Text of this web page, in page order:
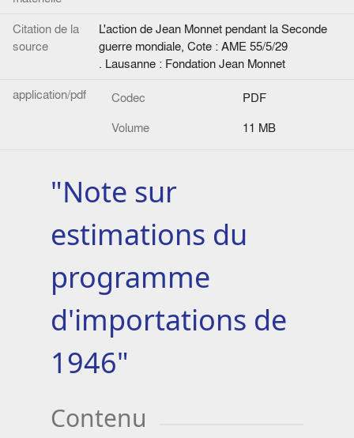
Citation de la
source
L'action de Jean Monnet pendant la Seconde
guerre mondiale, Cote : AME 55/5/29
. Lausanne : Fondation Jean Monnet
application/pdf
Codec
PDF
Volume
11 MB
"Note sur
estimations du
programme
d'importations de
1946"
Contenu